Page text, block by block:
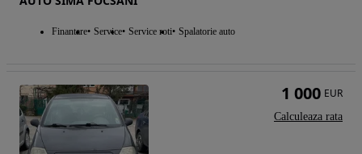
Finantare Service Service roti Spalatorie auto
1 000 EUR
Calculeaza rata